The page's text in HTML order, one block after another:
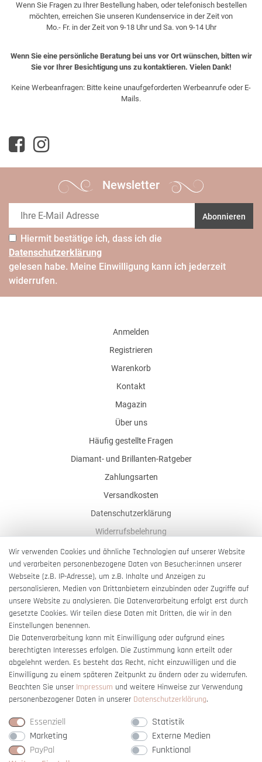
Wenn Sie Fragen zu Ihrer Bestellung haben, oder telefonisch bestellen
möchten, erreichen Sie unseren Kundenservice in der Zeit von
Mo.- Fr. in der Zeit von 9-18 Uhr und Sa. von 9-14 Uhr
Wenn Sie eine persönliche Beratung bei uns vor Ort wünschen, bitten wir
Sie vor Ihrer Besichtigung uns zu kontaktieren. Vielen Dank!
Keine Werbeanfragen: Bitte keine unaufgeforderten Werbeanrufe oder E-
Mails.
Newsletter
Abonnieren
Hiermit bestätige ich, dass ich die
Daten­schutz­erklärung
gelesen habe. Meine Einwilligung kann ich jederzeit
widerrufen.
Anmelden
Registrieren
Warenkorb
Kontakt
Magazin
Über uns
Häufig gestellte Fragen
Diamant- und Brillanten-Ratgeber
Zahlungsarten
Versandkosten
Datenschutzerklärung
Widerrufsbelehrung
AGB
Impressum
Barrierefreiheitserklärung
Vertrag widerrufen
Wir verwenden Cookies und ähnliche Technologien auf unserer Website
und verarbeiten personenbezogene Daten von Besucher:innen unserer
Webseite (z.B. IP-Adresse), um z.B. Inhalte und Anzeigen zu
personalisieren, Medien von Drittanbietern einzubinden oder Zugriffe auf
unsere Website zu analysieren. Die Datenverarbeitung erfolgt erst durch
gesetzte Cookies. Wir teilen diese Daten mit Dritten, die wir in den
Einstellungen benennen.
Die Datenverarbeitung kann mit Einwilligung oder aufgrund eines
berechtigten Interesses erfolgen. Die Zustimmung kann erteilt oder
abgelehnt werden. Es besteht das Recht, nicht einzuwilligen und die
Einwilligung zu einem späteren Zeitpunkt zu ändern oder zu widerrufen.
Beachten Sie unser Impressum und weitere Hinweise zur Verwendung
personenbezogener Daten in unserer Daten­schutz­erklärung.
Essenziell
Statistik
Marketing
Externe Medien
PayPal
Funktional